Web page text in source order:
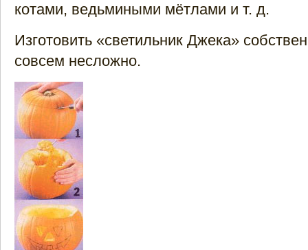
котами, ведьмиными мётлами и т. д.
Изготовить «светильник Джека»
совсем несложно.